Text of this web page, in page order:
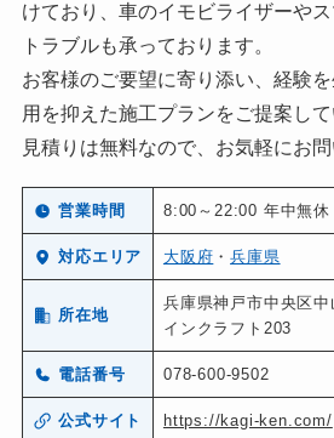
けており、車のイモビライザーや
トラブルも承っております。
お客様のご要望に寄り添い、経験
用を抑えた施工プランをご提案して
見積りは無料なので、お気軽にお問
営業時間 8:00～22:00 年中無休
対応エリア 大阪府 ・兵庫県
所在地
兵庫県神戸市中央区
インクラフト203
電話番号 078-600-9502
公式サイト https://kagi-ken.com/